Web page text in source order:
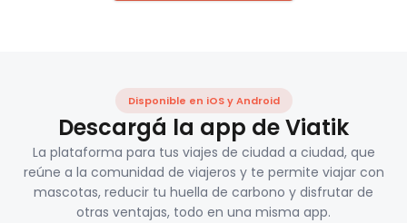
Disponible en iOS y Android
Descargá la app de Viatik
La plataforma para tus viajes de ciudad a ciudad, que
reúne a la comunidad de viajeros y te permite viajar con
mascotas, reducir tu huella de carbono y disfrutar de
otras ventajas, todo en una misma app.